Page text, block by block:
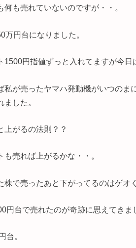
何も売れていないのですが・・。
万円台になりました。
1500円指値ずっと入れてますが今日
私が売ったヤマハ発動機がいつの
した。
上がるの法則？？
も売れば上がるかな・・。
株で売ったあと下がってるのはゲオ
円台で売れたのが奇跡に思えてきま
台。